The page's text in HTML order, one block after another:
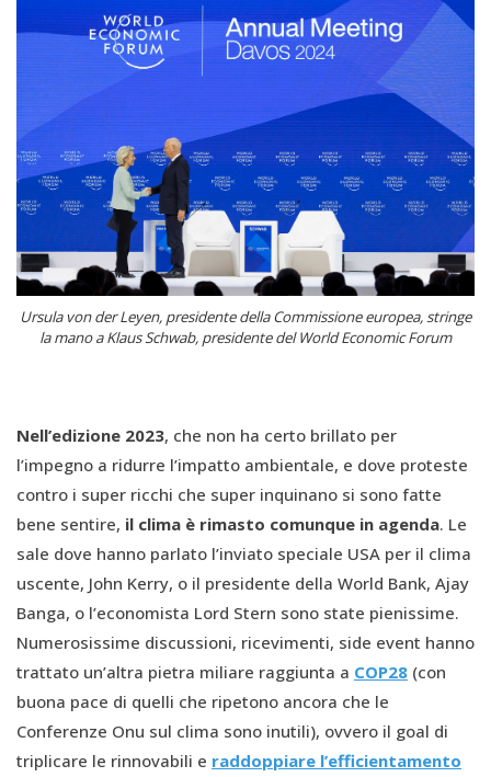
Ursula von der Leyen, presidente della Commissione europea, stringe
la mano a Klaus Schwab, presidente del World Economic Forum
Nell’edizione 2023, che non ha certo brillato per
l’impegno a ridurre l’impatto ambientale, e dove proteste
contro i super ricchi che super inquinano si sono fatte
bene sentire, il clima è rimasto comunque in agenda. Le
sale dove hanno parlato l’inviato speciale USA per il clima
uscente, John Kerry, o il presidente della World Bank, Ajay
Banga, o l’economista Lord Stern sono state pienissime.
Numerosissime discussioni, ricevimenti, side event hanno
trattato un’altra pietra miliare raggiunta a COP28 (con
buona pace di quelli che ripetono ancora che le
Conferenze Onu sul clima sono inutili), ovvero il goal di
triplicare le rinnovabili e raddoppiare l’efficientamento